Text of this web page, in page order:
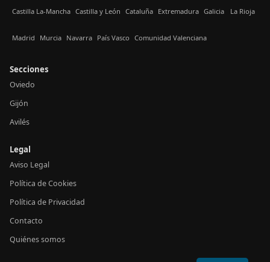
Castilla La-Mancha Castilla y León Cataluña Extremadura Galicia La Rioja
Madrid Murcia Navarra País Vasco Comunidad Valenciana
Secciones
Oviedo
Gijón
Avilés
Legal
Aviso Legal
Política de Cookies
Política de Privacidad
Contacto
Quiénes somos